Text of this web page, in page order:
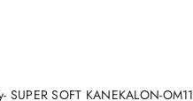
SUPER SOFT KANEKALON-OM11